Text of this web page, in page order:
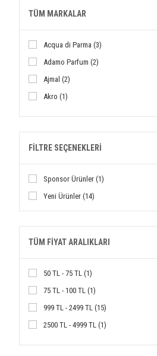
TÜM MARKALAR
Acqua di Parma (3)
Adamo Parfum (2)
Ajmal (2)
Akro (1)
Amouage (2)
Anatole Lebreton (3)
Anatoline (1)
Anka Kuş (1)
Argos (1)
Balmain (2)
BDK Parfums (2)
Beafrag (1)
Blend Oud (1)
FILTRE SEÇENEKLERI
Sponsor Ürünler (1)
Yeni Ürünler (14)
TÜM FIYAT ARALIKLARI
50 TL - 75 TL (1)
75 TL - 100 TL (1)
999 TL - 2499 TL (15)
2500 TL - 4999 TL (1)